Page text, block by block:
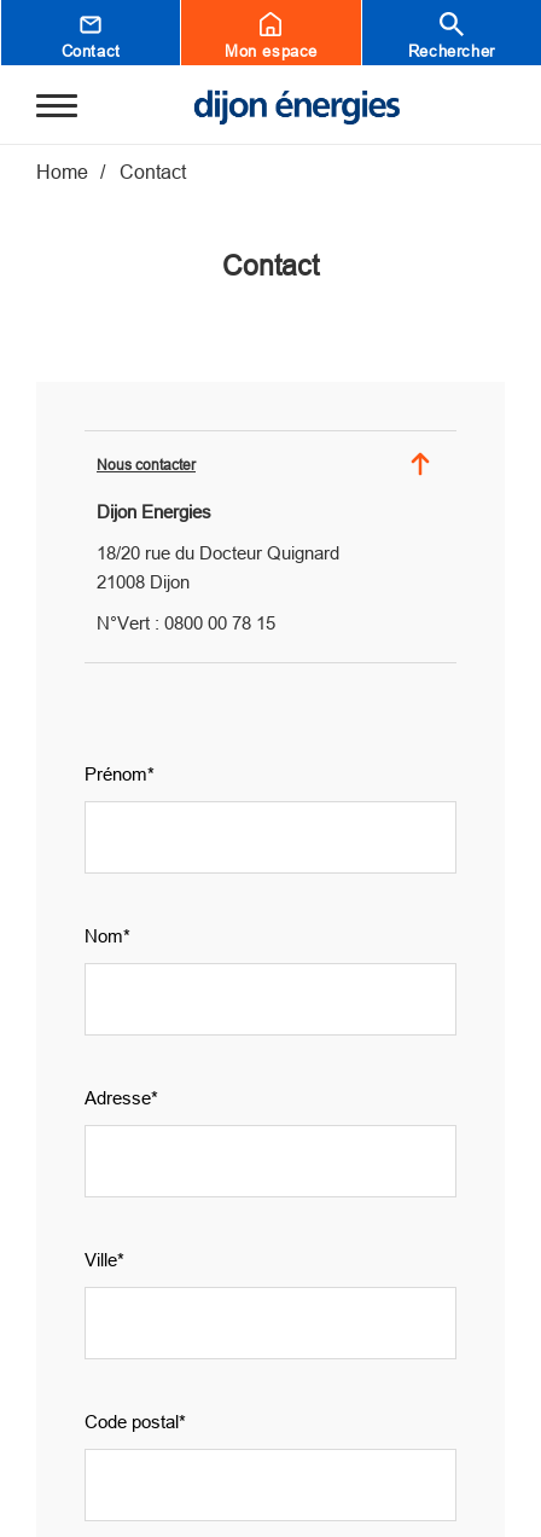
Aller au contenu principal
Contact Mon espace Rechercher
Fil d'Ariane
Home Contact
Contact
group_1
Prénom
Nom
Adresse
group_2
Ville
Code postal
Nous contacter
Dijon Energies
18/20 rue du Docteur Quignard
21008 Dijon
N°Vert : 0800 00 78 15